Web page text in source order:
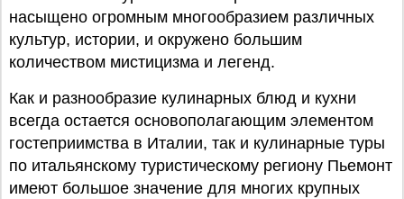
насыщено огромным многообразием различных
культур, истории, и окружено большим
количеством мистицизма и легенд.
Как и разнообразие кулинарных блюд и кухни
всегда остается основополагающим элементом
гостеприимства в Италии, так и кулинарные туры
по итальянскому туристическому региону Пьемонт
имеют большое значение для многих крупных